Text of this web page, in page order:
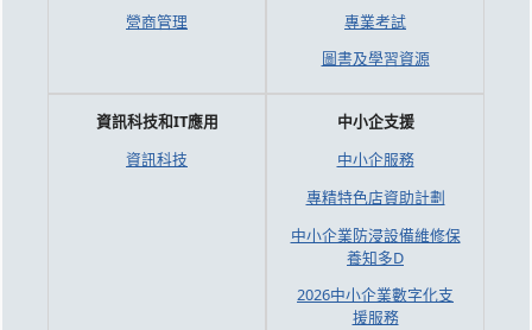
營商管理
專業考試
圖書及學習資源
資訊科技和IT應用
資訊科技
中小企支援
中小企服務
專精特色店資助計劃
中小企業防浸設備維修保
養知多D
2026中小企業數字化支
援服務